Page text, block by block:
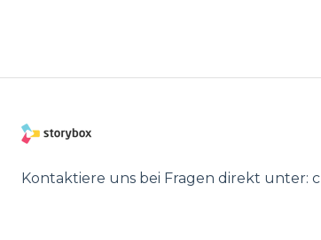
Kontaktiere uns bei Fragen direkt unter: